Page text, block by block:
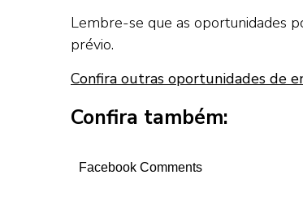
Lembre-se que as oportunidades
prévio.
Confira outras oportunidades de
Confira também:
Facebook Comments